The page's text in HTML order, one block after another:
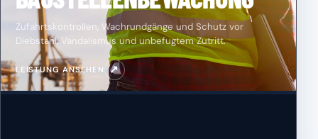
Zufahrtskontrollen, Wachrundgänge und Schutz vor
Diebstahl, Vandalismus und unbefugtem Zutritt.
LEISTUNG ANSEHEN ↗